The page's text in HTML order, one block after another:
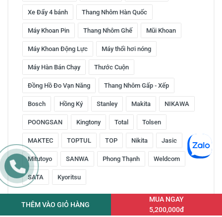
Xe Đẩy 4 bánh Thang Nhôm Hàn Quốc
Máy Khoan Pin Thang Nhôm Ghế Mũi Khoan
Máy Khoan Động Lực Máy thổi hơi nóng
Máy Hàn Bán Chạy Thước Cuộn
Đồng Hồ Đo Vạn Năng Thang Nhôm Gấp - Xếp
Bosch Hồng Ký Stanley Makita NIKAWA
POONGSAN Kingtony Total Tolsen
MAKTEC TOPTUL TOP Nikita Jasic
Mitutoyo SANWA Phong Thạnh Weldcom
SATA Kyoritsu
THÊM VÀO GIỎ HÀNG
MUA NGAY
5,200,000đ